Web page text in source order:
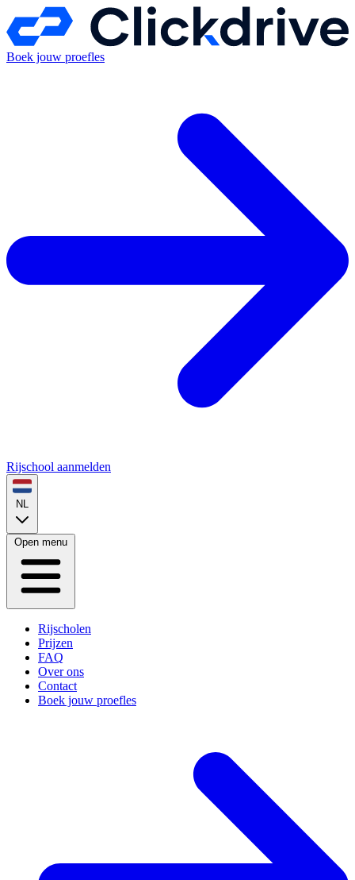
Boek jouw proefles
Rijschool aanmelden
NL
Open menu
Rijscholen
Prijzen
FAQ
Over ons
Contact
Boek jouw proefles